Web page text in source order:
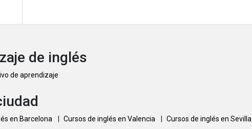
de inglés
de aprendizaje
en Barcelona Cursos de inglés en Valencia Cursos de inglés en Sevilla